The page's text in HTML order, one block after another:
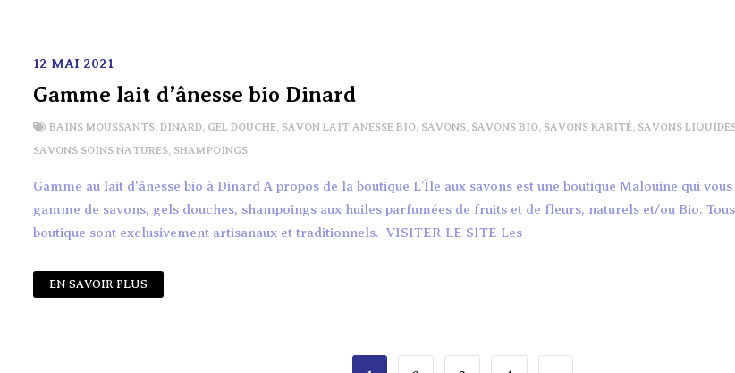
12 MAI 2021
Gamme lait d’ânesse bio Dinard
BAINS MOUSSANTS, DINARD, GEL DOUCHE, SAVON LAIT ANESSE BIO, SAVONS, SAVONS BIO, SAVONS KARITÉ, SAVONS
SAVONS SOINS NATURES, SHAMPOINGS
Gamme au lait d'ânesse bio à Dinard A propos de la boutique L’Île aux savons est une boutique Malouine qui
gamme de savons, gels douches, shampoings aux huiles parfumées de fruits et de fleurs, naturels et/ou Bio.
boutique sont exclusivement artisanaux et traditionnels. VISITER LE SITE Les
EN SAVOIR PLUS